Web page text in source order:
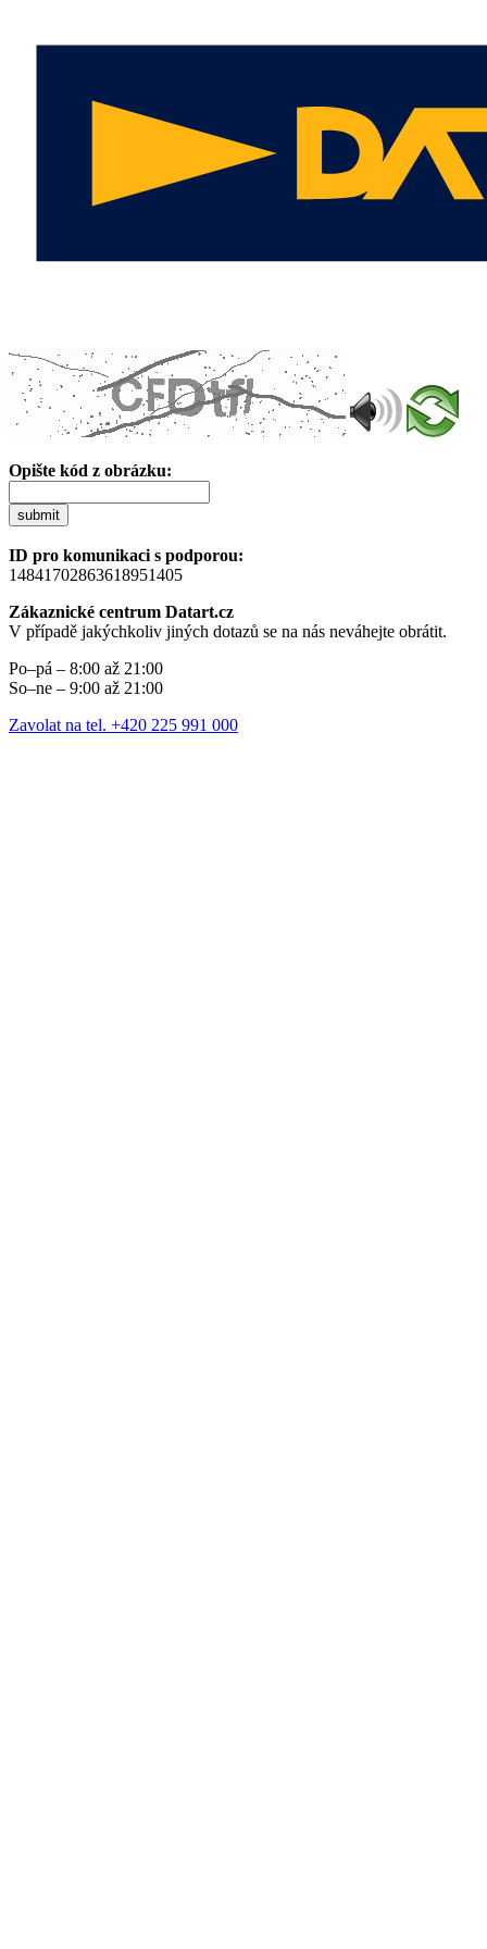
Opište kód z obrázku:
submit
ID pro komunikaci s podporou:
14841702863618951405
Zákaznické centrum Datart.cz
V případě jakýchkoliv jiných dotazů se na nás neváhejte obrátit.
Po–pá – 8:00 až 21:00
So–ne – 9:00 až 21:00
Zavolat na tel. +420 225 991 000